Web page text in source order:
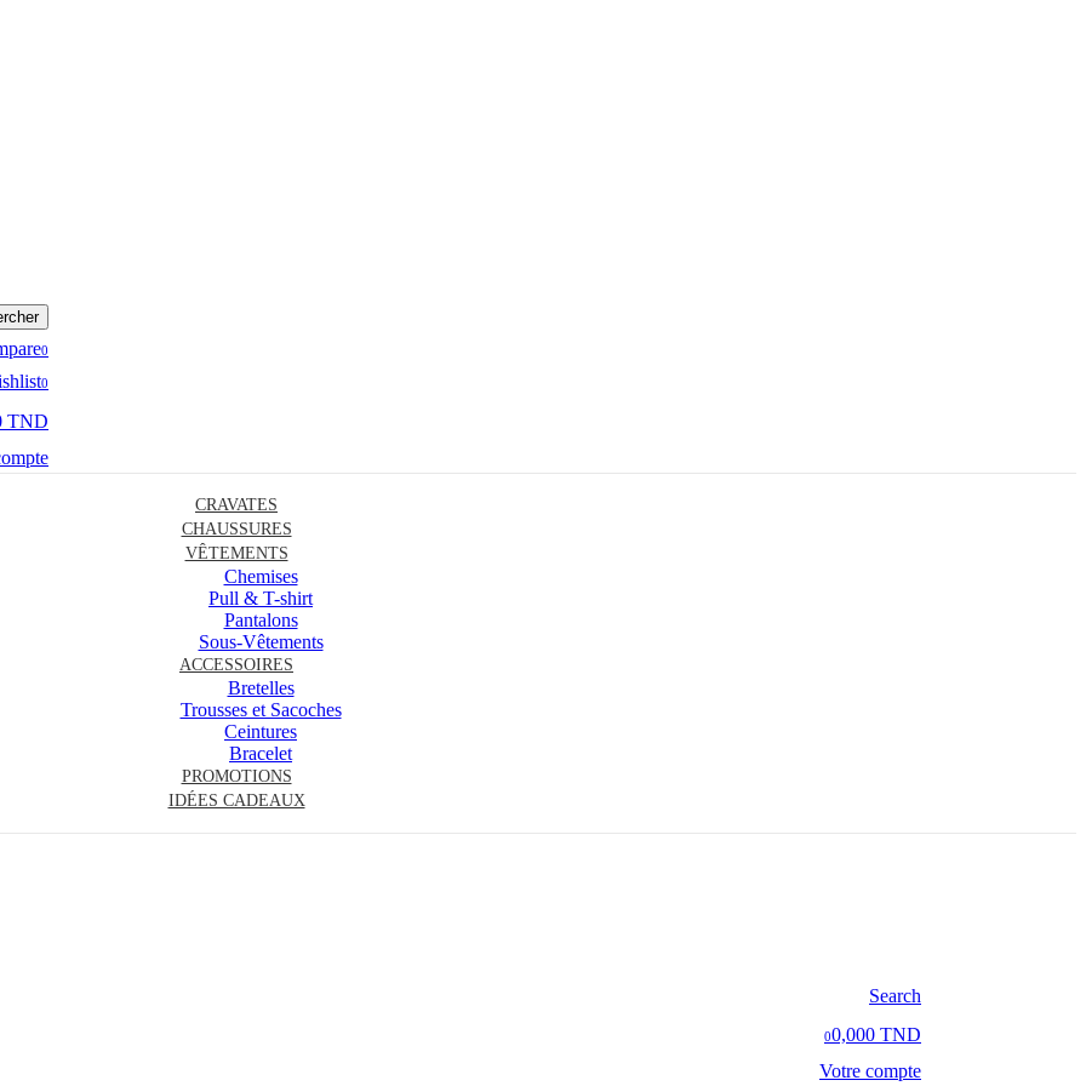
0
0
TND
CRAVATES
CHAUSSURES
VÊTEMENTS
Chemises
Pull & T-shirt
Pantalons
Sous-Vêtements
ACCESSOIRES
Bretelles
Trousses et Sacoches
Ceintures
Bracelet
PROMOTIONS
IDÉES CADEAUX
Search
00,000 TND
Votre compte